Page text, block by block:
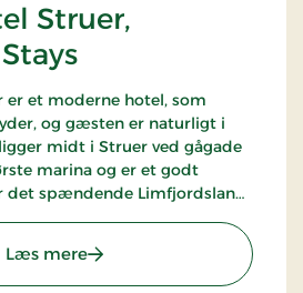
Struer,
er et moderne hotel, som
og gæsten er naturligt i
midt i Struer ved gågade
marina og er et godt
det spændende Limfjordsland
Læs mere: Grand Hotel Struer,